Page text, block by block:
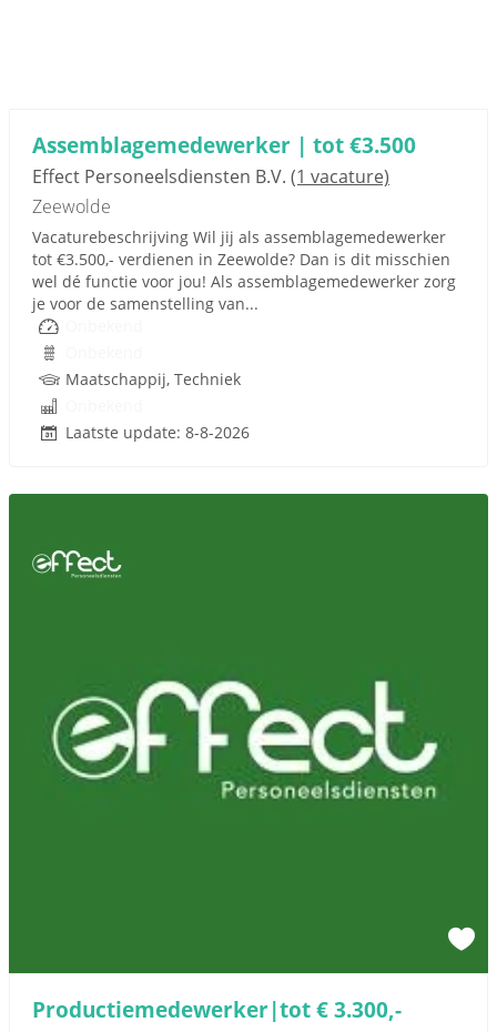
Assemblagemedewerker | tot €3.500
Effect Personeelsdiensten B.V. (1 vacature)
Zeewolde
Vacaturebeschrijving Wil jij als assemblagemedewerker
tot €3.500,- verdienen in Zeewolde? Dan is dit misschien
wel dé functie voor jou! Als assemblagemedewerker zorg
je voor de samenstelling van...
Maatschappij, Techniek
Laatste update: 8-8-2026
Productiemedewerker|tot € 3.300,-